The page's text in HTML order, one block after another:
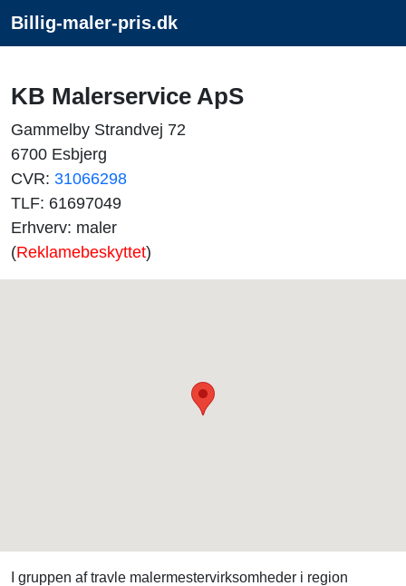
Billig-maler-pris.dk
KB Malerservice ApS
Gammelby Strandvej 72
6700 Esbjerg
CVR: 31066298
TLF: 61697049
Erhverv: maler
(Reklamebeskyttet)
I gruppen af travle malermestervirksomheder i region